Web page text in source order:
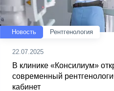
Новость Рентгенология
22.07.2025
В клинике «Консилиум»
современный
кабинет